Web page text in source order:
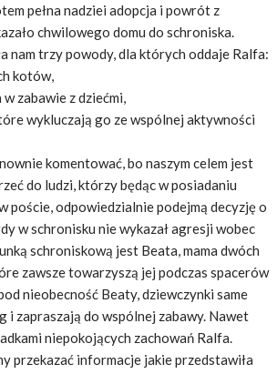
pełna nadziei adopcja i powrót z
chwilowego domu do schroniska.
nam trzy powody, dla których oddaje Ralfa:
kotów,
zabawie z dziećmi,
wykluczają go ze wspólnej aktywności
komentować, bo naszym celem jest
do ludzi, którzy będąc w posiadaniu
poście, odpowiedzialnie podejmą decyzję o
w schronisku nie wykazał agresji wobec
schroniskową jest Beata, mama dwóch
zawsze towarzyszą jej podczas spacerów
nieobecność Beaty, dziewczynki same
i zapraszają do wspólnej zabawy. Nawet
niepokojących zachowań Ralfa.
przekazać informacje jakie przedstawiła